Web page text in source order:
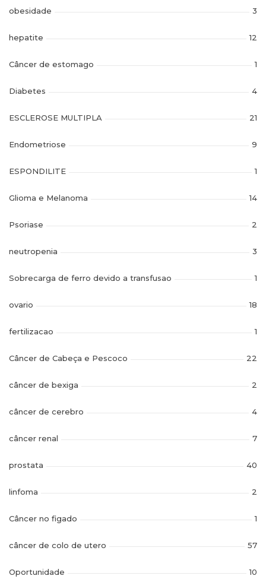
obesidade 3
hepatite 12
Câncer de estomago 1
Diabetes 4
ESCLEROSE MULTIPLA 21
Endometriose 9
ESPONDILITE 1
Glioma e Melanoma 14
Psoriase 2
neutropenia 3
Sobrecarga de ferro devido a transfusao 1
ovario 18
fertilizacao 1
Câncer de Cabeça e Pescoco 22
câncer de bexiga 2
câncer de cerebro 4
câncer renal 7
prostata 40
linfoma 2
Câncer no figado 1
câncer de colo de utero 57
Oportunidade 10